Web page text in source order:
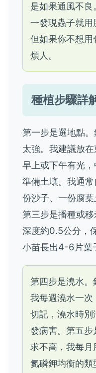
是如果通風不良
一發現蟲子就用
但如果你不想
煩人。
種植步驟詳
第一步是選地點
太強。我建議放
早上或下午有光
準備土壤。我通
份沙子、一份腐葉
第三步是播種或
深度約0.5公分，
小苗長出4-6片葉
第四步是澆水。
我每週澆水一次
切記，澆水時別
發病害。第五
求不高，我每
氮磷鉀均衡的